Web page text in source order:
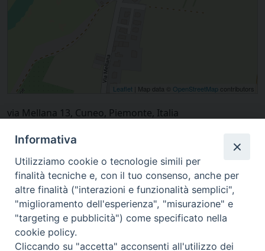
Leaflet | Map data © OpenStreetMap contributors
via Mellana 13, Cuneo, Piemonte, Italia
Informativa
Utilizziamo cookie o tecnologie simili per
finalità tecniche e, con il tuo consenso, anche per
altre finalità ("interazioni e funzionalità semplici",
"miglioramento dell'esperienza", "misurazione" e
"targeting e pubblicità") come specificato nella
cookie policy.
Cliccando su "accetta" acconsenti all'utilizzo dei